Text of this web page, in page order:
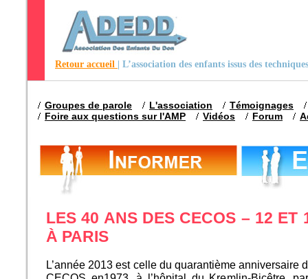
Retour accueil | L’association des enfants issus des
Groupes de parole L'association
Témoignages
Foire aux questions sur l'AMP
Vidéos Forum
LES 40 ANS DES CECOS – 12 ET
À PARIS
L’année 2013 est celle du quarantième anniversaire